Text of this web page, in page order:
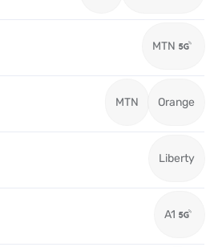
MTN
MTN Orange
Liberty
A1